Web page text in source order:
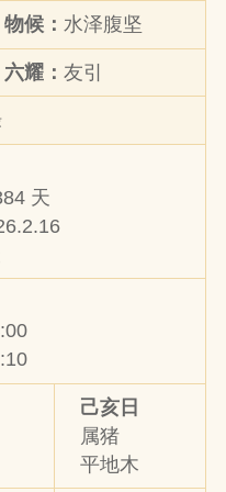
物候：水泽腹坚
六耀：友引
天
己亥日
属猪
平地木